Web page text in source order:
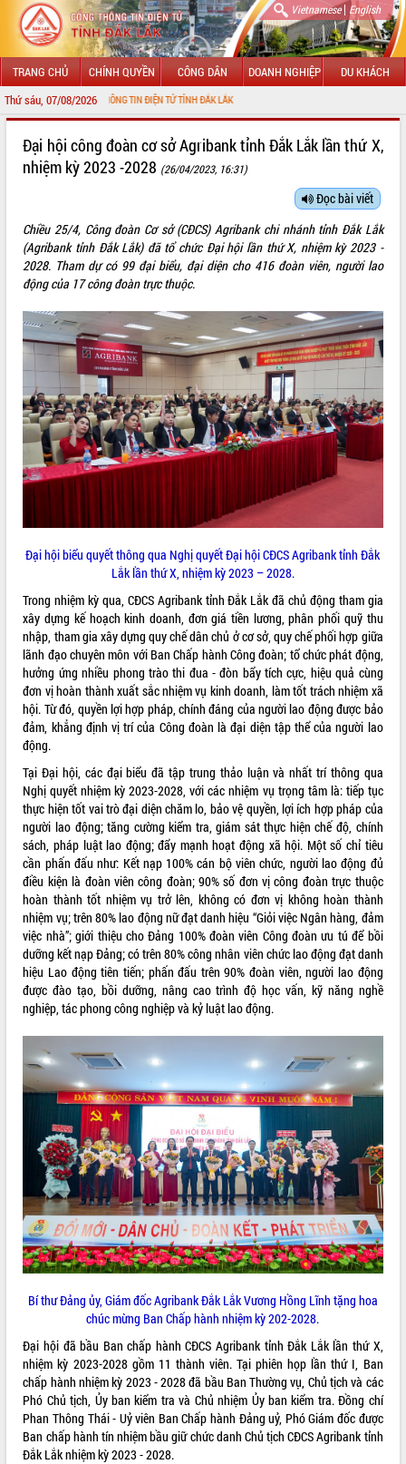
Vietnamese| English
TRANG CHỦ CHÍNH QUYỀN CÔNG DÂN DOANH NGHIỆP DU KHÁCH
Thứ sáu, 07/08/2026
CỔNG THÔNG TIN ĐIỆN TỬ TỈNH ĐẮK LẮK
LÃNH ĐẠO UBND TỈNH
SỞ, BAN, NGÀNH
UBND CÁC XÃ, PHƯỜNG
THÔNG TIN CHỈ ĐẠO ĐIỀU HÀNH
HỆ THỐNG VĂN BẢN
VĂN BẢN HĐND TỈNH
ĐIỂM TIN VĂN BẢN
QUY HOẠCH - KẾ HOẠCH
VIDEO
Không có file video nào để phát.
ALBUM ẢNH
LIÊN KẾT WEB
THỐNG KÊ TRUY CẬP
Hôm nay: 9188
Tất cả: 66054511
Đại hội công đoàn cơ sở Agribank tỉnh Đắk Lắk lần thứ X,
nhiệm kỳ 2023 -2028 (26/04/2023, 16:31)
Đọc bài viết
Chiều 25/4, Công đoàn Cơ sở (CĐCS) Agribank chi nhánh tỉnh Đắk Lắk
(Agribank tỉnh Đắk Lắk) đã tổ chức Đại hội lần thứ X, nhiệm kỳ 2023 -
2028. Tham dự có 99 đại biểu, đại diện cho 416 đoàn viên, người lao
động của 17 công đoàn trực thuộc.
Đại hội biểu quyết thông qua Nghị quyết Đại hội CĐCS Agribank tỉnh Đắk
Lắk lần thứ X, nhiệm kỳ 2023 – 2028.
Trong nhiệm kỳ qua, CĐCS Agribank tỉnh Đắk Lắk đã chủ động tham gia
xây dựng kế hoạch kinh doanh, đơn giá tiền lương, phân phối quỹ thu
nhập, tham gia xây dựng quy chế dân chủ ở cơ sở, quy chế phối hợp giữa
lãnh đạo chuyên môn với Ban Chấp hành Công đoàn; tổ chức phát động,
hưởng ứng nhiều phong trào thi đua - đòn bẩy tích cực, hiệu quả cùng
đơn vị hoàn thành xuất sắc nhiệm vụ kinh doanh, làm tốt trách nhiệm xã
hội. Từ đó, quyền lợi hợp pháp, chính đáng của người lao động được bảo
đảm, khẳng định vị trí của Công đoàn là đại diện tập thể của người lao
động.
Tại Đại hội, các đại biểu đã tập trung thảo luận và nhất trí thông qua
Nghị quyết nhiệm kỳ 2023-2028, với các nhiệm vụ trọng tâm là: tiếp tục
thực hiện tốt vai trò đại diện chăm lo, bảo vệ quyền, lợi ích hợp pháp của
người lao động; tăng cường kiểm tra, giám sát thực hiện chế độ, chính
sách, pháp luật lao động; đẩy mạnh hoạt động xã hội. Một số chỉ tiêu
cần phấn đấu như: Kết nạp 100% cán bộ viên chức, người lao động đủ
điều kiện là đoàn viên công đoàn; 90% số đơn vị công đoàn trực thuộc
hoàn thành tốt nhiệm vụ trở lên, không có đơn vị không hoàn thành
nhiệm vụ; trên 80% lao động nữ đạt danh hiệu “Giỏi việc Ngân hàng, đảm
việc nhà”; giới thiệu cho Đảng 100% đoàn viên Công đoàn ưu tú để bồi
dưỡng kết nạp Đảng; có trên 80% công nhân viên chức lao động đạt danh
hiệu Lao động tiên tiến; phấn đấu trên 90% đoàn viên, người lao động
được đào tạo, bồi dưỡng, nâng cao trình độ học vấn, kỹ năng nghề
nghiệp, tác phong công nghiệp và kỷ luật lao động.
Bí thư Đảng ủy, Giám đốc Agribank Đắk Lắk Vương Hồng Lĩnh tặng hoa
chúc mừng Ban Chấp hành nhiệm kỳ 202-2028.
Đại hội đã bầu Ban chấp hành CĐCS Agribank tỉnh Đắk Lắk lần thứ X,
nhiệm kỳ 2023-2028 gồm 11 thành viên. Tại phiên họp lần thứ I, Ban
chấp hành nhiệm kỳ 2023 - 2028 đã bầu Ban Thường vụ, Chủ tịch và các
Phó Chủ tịch, Ủy ban kiểm tra và Chủ nhiệm Ủy ban kiểm tra. Đồng chí
Phan Thông Thái - Uỷ viên Ban Chấp hành Đảng uỷ, Phó Giám đốc được
Ban chấp hành tín nhiệm bầu giữ chức danh Chủ tịch CĐCS Agribank tỉnh
Đắk Lắk nhiệm kỳ 2023 - 2028.